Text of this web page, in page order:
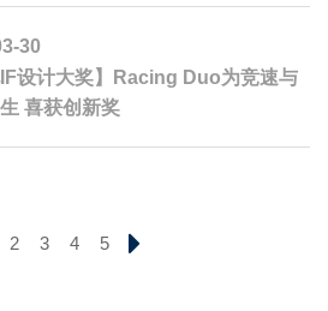
30
IF设计大奖】Racing Duo为竞速与
喜获创新奖
2 3 4 5